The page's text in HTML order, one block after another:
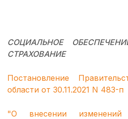
СОЦИАЛЬНОЕ
СТРАХОВАНИЕ
Постановление
области от 30.11.2021 N 483-п
"О внесении изменений